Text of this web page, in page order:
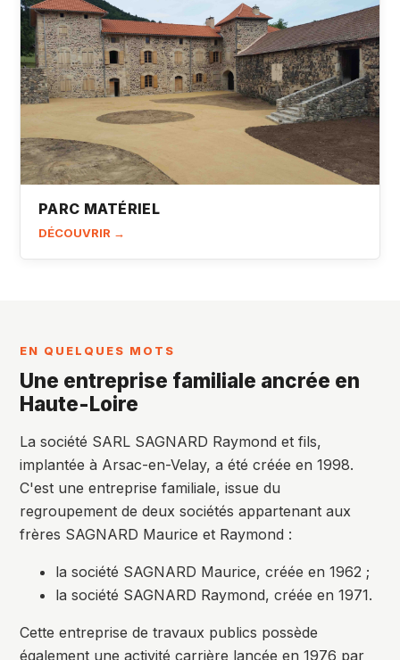
PARC MATÉRIEL
DÉCOUVRIR →
EN QUELQUES MOTS
Une entreprise familiale ancrée en
Haute-Loire
La société SARL SAGNARD Raymond et fils,
implantée à Arsac-en-Velay, a été créée en 1998.
C'est une entreprise familiale, issue du
regroupement de deux sociétés appartenant aux
frères SAGNARD Maurice et Raymond :
la société SAGNARD Maurice, créée en 1962 ;
la société SAGNARD Raymond, créée en 1971.
Cette entreprise de travaux publics possède
également une activité carrière lancée en 1976 par